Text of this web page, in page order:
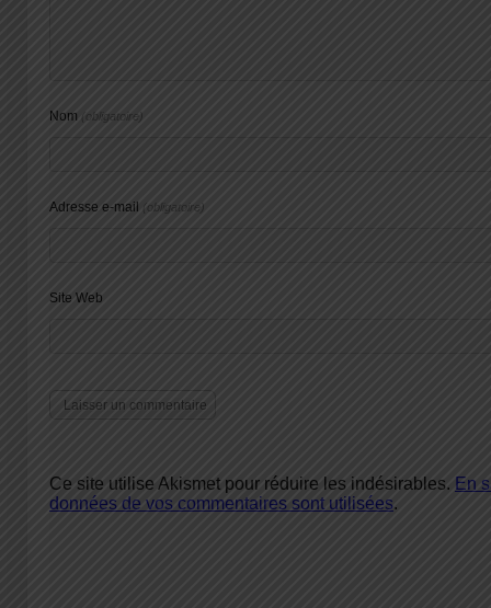
Nom (obligatoire)
Adresse e-mail (obligatoire)
Site Web
Ce site utilise Akismet pour réduire les indésirables. En
données de vos commentaires sont utilisées.